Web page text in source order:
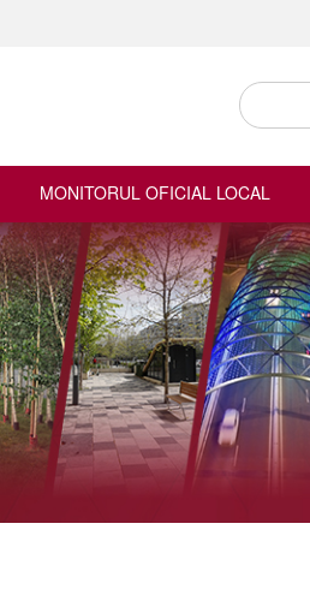
MONITORUL OFICIAL LOCAL